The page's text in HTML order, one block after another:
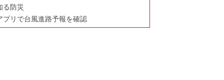
る防災
プリで台風進路予報を確認